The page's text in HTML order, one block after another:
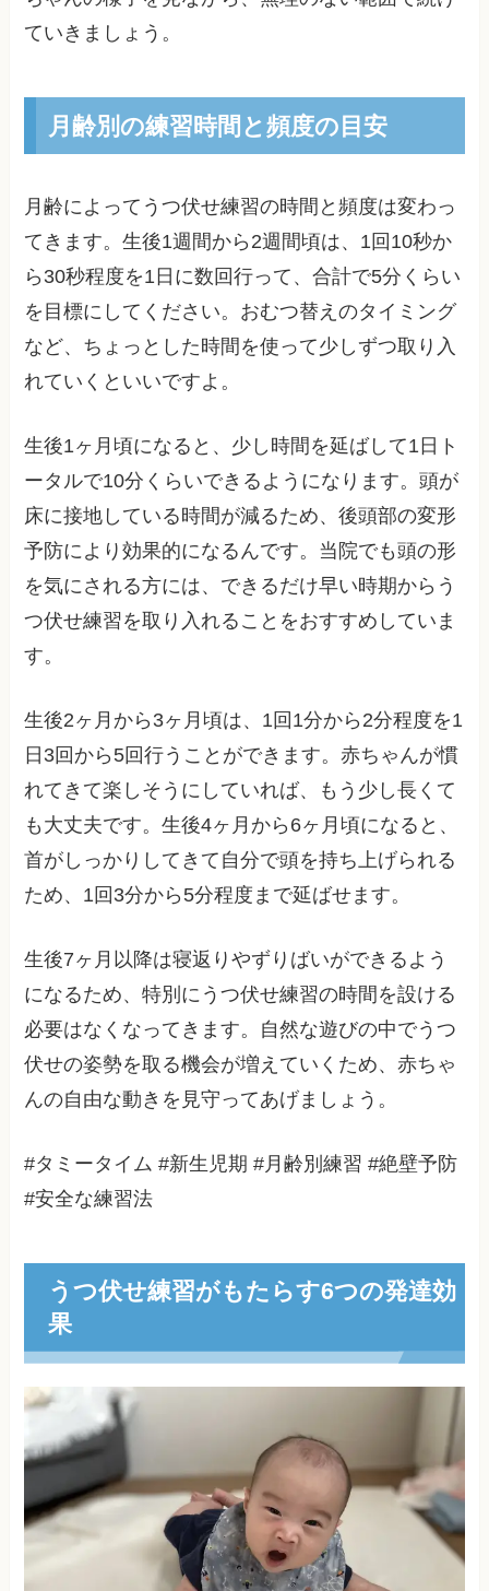
ていきましょう。
月齢別の練習時間と頻度の目安
月齢によってうつ伏せ練習の時間と頻度は変わっ
てきます。生後1週間から2週間頃は、1回10秒か
ら30秒程度を1日に数回行って、合計で5分くらい
を目標にしてください。おむつ替えのタイミング
など、ちょっとした時間を使って少しずつ取り入
れていくといいですよ。
生後1ヶ月頃になると、少し時間を延ばして1日ト
ータルで10分くらいできるようになります。頭が
床に接地している時間が減るため、後頭部の変形
予防により効果的になるんです。当院でも頭の形
を気にされる方には、できるだけ早い時期からう
つ伏せ練習を取り入れることをおすすめしていま
す。
生後2ヶ月から3ヶ月頃は、1回1分から2分程度を1
日3回から5回行うことができます。赤ちゃんが慣
れてきて楽しそうにしていれば、もう少し長くて
も大丈夫です。生後4ヶ月から6ヶ月頃になると、
首がしっかりしてきて自分で頭を持ち上げられる
ため、1回3分から5分程度まで延ばせます。
生後7ヶ月以降は寝返りやずりばいができるよう
になるため、特別にうつ伏せ練習の時間を設ける
必要はなくなってきます。自然な遊びの中でうつ
伏せの姿勢を取る機会が増えていくため、赤ちゃ
んの自由な動きを見守ってあげましょう。
#タミータイム #新生児期 #月齢別練習 #絶壁予防
#安全な練習法
うつ伏せ練習がもたらす6つの発達効
果